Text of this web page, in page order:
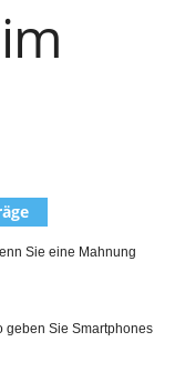
Sie eine Mahnung
geben Sie Smartphones